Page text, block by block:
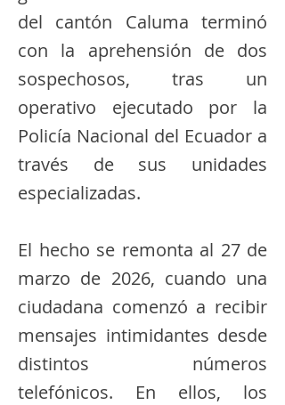
del cantón Caluma terminó
con la aprehensión de dos
sospechosos, tras un
operativo ejecutado por la
Policía Nacional del Ecuador a
través de sus unidades
especializadas.
El hecho se remonta al 27 de
marzo de 2026, cuando una
ciudadana comenzó a recibir
mensajes intimidantes desde
distintos números
telefónicos. En ellos, los